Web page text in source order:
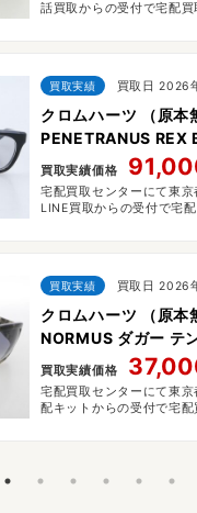
話買取からの受付で宅配
買取実績 買取日 2026
クロムハーツ （原本
PENETRANUS REX
買取実績価格
宅配買取センターにて東
LINE買取からの受付で宅
買取実績 買取日 2026
クロムハーツ （原本
NORMUS ダガー テ
ングラス
買取実績価格
宅配買取センターにて東
配キットからの受付で宅